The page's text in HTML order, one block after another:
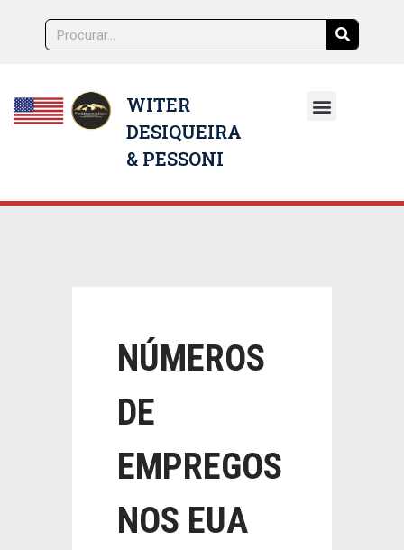
WITER
DESIQUEIRA
& PESSONI
NÚMEROS
DE
EMPREGOS
NOS EUA